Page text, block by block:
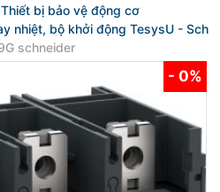
bị bảo vệ động cơ
nhiệt, bộ khởi động TesysU -
schneider
- 0%